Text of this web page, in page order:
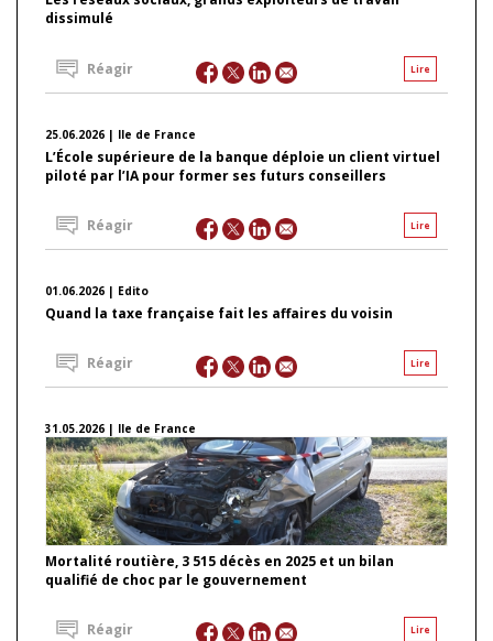
dissimulé
Lire
Réagir
25.06.2026 | Ile de France
L’École supérieure de la banque déploie un client virtuel
piloté par l’IA pour former ses futurs conseillers
Lire
Réagir
01.06.2026 | Edito
Quand la taxe française fait les affaires du voisin
Lire
Réagir
31.05.2026 | Ile de France
Mortalité routière, 3 515 décès en 2025 et un bilan
qualifié de choc par le gouvernement
Lire
Réagir